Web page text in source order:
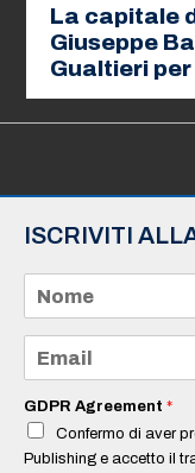
La capitale
Giuseppe
Gualtieri
ISCRIVITI
m
e
a
i
*
GDPR Agreement *
Confermo di aver
Publishing e accetto il